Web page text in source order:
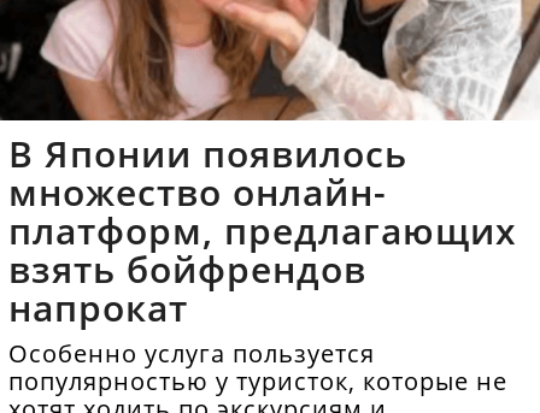
В Японии появилось
множество онлайн-
платформ, предлагающих
взять бойфрендов
напрокат
Особенно услуга пользуется
популярностью у туристок, которые не